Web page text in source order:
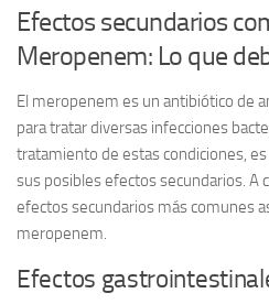
Efectos secundarios
Meropenem: Lo que
El meropenem es un antibiótico de
para tratar diversas infecciones
tratamiento de estas condiciones,
sus posibles efectos secundarios. A
efectos secundarios más comunes
meropenem.
Efectos